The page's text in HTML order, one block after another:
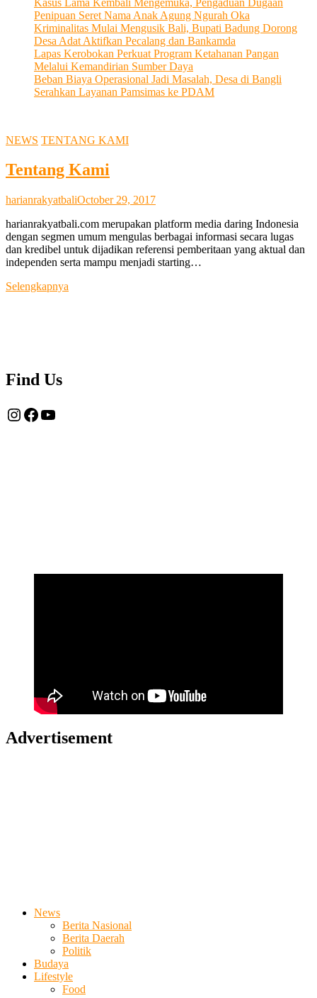
Penipuan Seret Nama Anak Agung Ngurah Oka
Kriminalitas Mulai Mengusik Bali, Bupati Badung Dorong
Desa Adat Aktifkan Pecalang dan Bankamda
Lapas Kerobokan Perkuat Program Ketahanan Pangan
Melalui Kemandirian Sumber Daya
Beban Biaya Operasional Jadi Masalah, Desa di Bangli
Serahkan Layanan Pamsimas ke PDAM
NEWS TENTANG KAMI
Tentang Kami
harianrakyatbaliOctober 29, 2017
harianrakyatbali.com merupakan platform media daring Indonesia
dengan segmen umum mengulas berbagai informasi secara lugas
dan kredibel untuk dijadikan referensi pemberitaan yang aktual dan
independen serta mampu menjadi starting…
Selengkapnya
Find Us
Instagram
Facebook
YouTube
Advertisement
News
Berita Nasional
Berita Daerah
Politik
Budaya
Lifestyle
Food